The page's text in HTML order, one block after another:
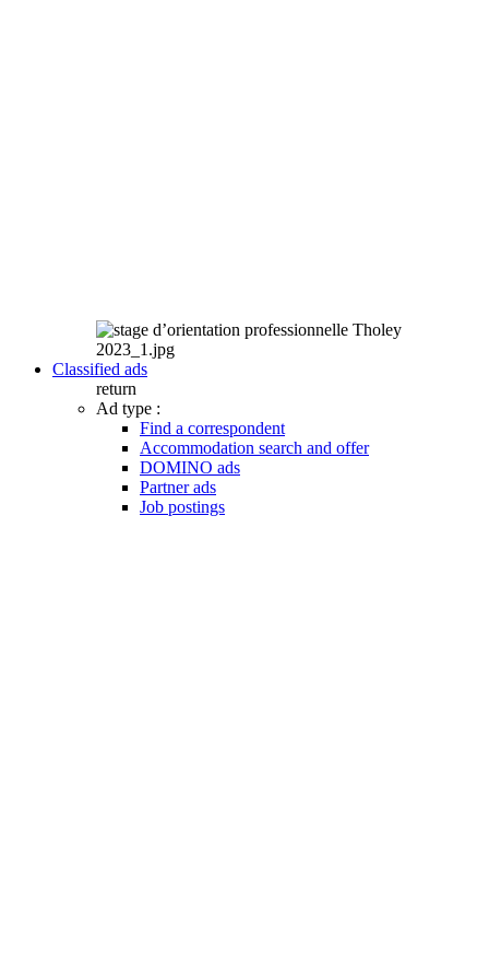
Classified ads
return
Ad type :
Find a correspondent
Accommodation search and offer
DOMINO ads
Partner ads
Job postings